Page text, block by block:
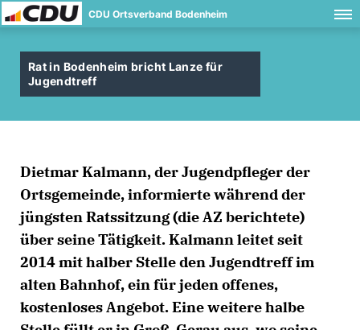
CDU Ortsverband Bodenheim
Rat in Bodenheim bricht Lanze für
Jugendtreff
Dietmar Kalmann, der Jugendpfleger der
Ortsgemeinde, informierte während der
jüngsten Ratssitzung (die AZ berichtete)
über seine Tätigkeit. Kalmann leitet seit
2014 mit halber Stelle den Jugendtreff im
alten Bahnhof, ein für jeden offenes,
kostenloses Angebot. Eine weitere halbe